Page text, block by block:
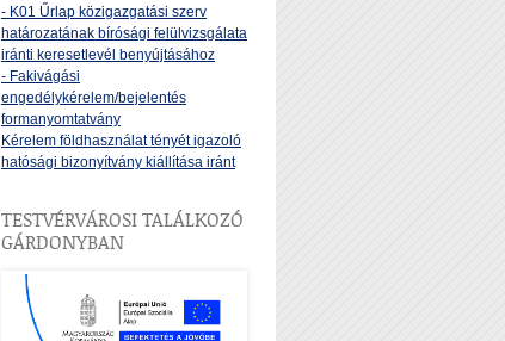
- K01 Űrlap közigazgatási szerv
határozatának bírósági felülvizsgálata
iránti keresetlevél benyújtásához
- Fakivágási
engedélykérelem/bejelentés
formanyomtatvány
Kérelem földhasználat tényét igazoló
hatósági bizonyítvány kiállítása iránt
TESTVÉRVÁROSI TALÁLKOZÓ
GÁRDONYBAN